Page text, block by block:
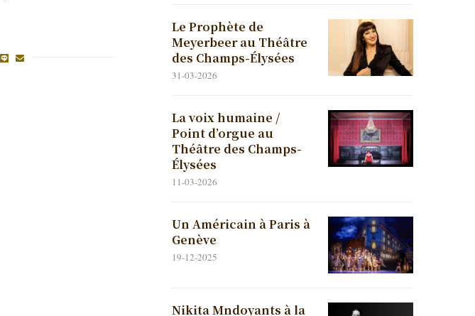
Le Prophète de
Meyerbeer au Théâtre
des Champs-Élysées
31-03-2026
La voix humaine /
Point d’orgue au
Théâtre des Champs-
Élysées
11-03-2026
Un Américain à Paris à
Genève
19-12-2025
Nikita Mndoyants à la